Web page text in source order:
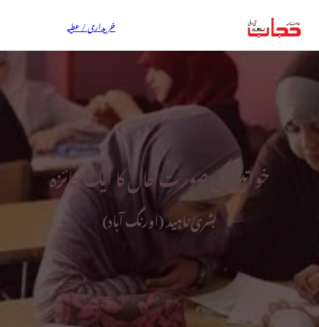
خریداری / عطیہ
خواتین کی صورتِ حال کا ایک جائزہ
بشریٰ ناہید (اورنگ آباد)